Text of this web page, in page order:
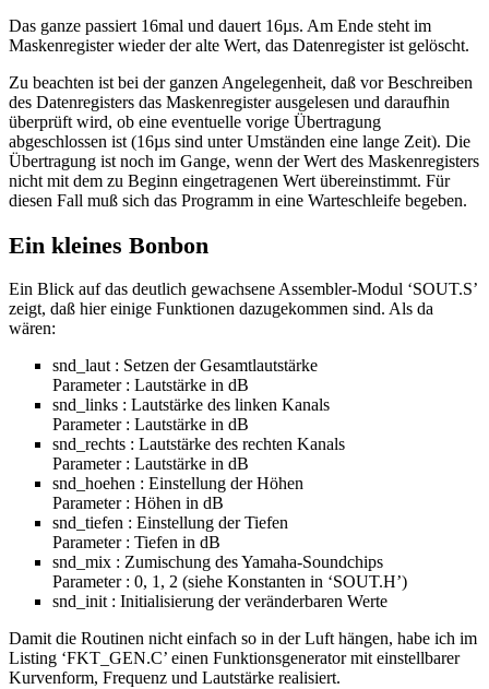
Das ganze passiert 16mal und dauert 16µs. Am Ende steht im
Maskenregister wieder der alte Wert, das Datenregister ist gelöscht.
Zu beachten ist bei der ganzen Angelegenheit, daß vor Beschreiben
des Datenregisters das Maskenregister ausgelesen und daraufhin
überprüft wird, ob eine eventuelle vorige Übertragung
abgeschlossen ist (16µs sind unter Umständen eine lange Zeit). Die
Übertragung ist noch im Gange, wenn der Wert des Maskenregisters
nicht mit dem zu Beginn eingetragenen Wert übereinstimmt. Für
diesen Fall muß sich das Programm in eine Warteschleife begeben.
Ein kleines Bonbon
Ein Blick auf das deutlich gewachsene Assembler-Modul ‘SOUT.S’
zeigt, daß hier einige Funktionen dazugekommen sind. Als da
wären:
snd_laut : Setzen der Gesamtlautstärke
Parameter : Lautstärke in dB
snd_links : Lautstärke des linken Kanals
Parameter : Lautstärke in dB
snd_rechts : Lautstärke des rechten Kanals
Parameter : Lautstärke in dB
snd_hoehen : Einstellung der Höhen
Parameter : Höhen in dB
snd_tiefen : Einstellung der Tiefen
Parameter : Tiefen in dB
snd_mix : Zumischung des Yamaha-Soundchips
Parameter : 0, 1, 2 (siehe Konstanten in ‘SOUT.H’)
snd_init : Initialisierung der veränderbaren Werte
Damit die Routinen nicht einfach so in der Luft hängen, habe ich im
Listing ‘FKT_GEN.C’ einen Funktionsgenerator mit einstellbarer
Kurvenform, Frequenz und Lautstärke realisiert.